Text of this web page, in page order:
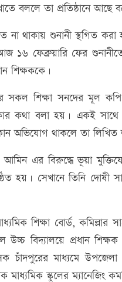
বললে তা প্রতিষ্ঠানে আছে
না থাকায় শুনানী স্থগিত
১৬ ফেব্রুয়ারি ফের
শিক্ষককে।
সকল শিক্ষা সনদের মূল
কথা বলা হয়। একই
অভিযোগ থাকলে তা লিখিত
এর বিরুদ্ধে ভূয়া
হয়। সেখানে তিনি দোষী
শিক্ষা বোর্ড, কমিল্লার
বিদ্যালয়ে প্রধান শিক্ষক
চাঁদপুরের মাধ্যমে
মাধ্যমিক স্কুলের ম্যানেজিং